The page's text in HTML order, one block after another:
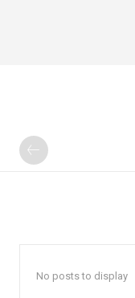
No posts to display